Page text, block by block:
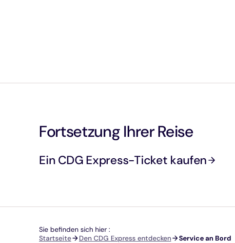
Fortsetzung Ihrer Reise
Ein CDG Express-Ticket kaufen
Sie befinden sich hier :
Pfadnavigation
Startseite Den CDG Express entdecken Service an Bord